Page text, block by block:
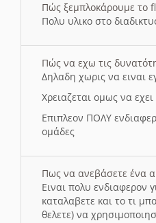
Πώς ξεμπλοκάρουμε το
Πολυ υλικο στο
Πώς να εχω τις
Δηλαδη χωρις να ειναι
Χρειαζεται ομως να
Επιπλεον ΠΟΛΥ
ομάδες
Πως να ανεβάσετε ένα
Ειναι πολυ ενδιαφερον
καταλαβετε και το τι
θελετε) να